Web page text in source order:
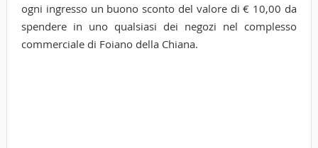
ogni ingresso un buono sconto del valore di € 10,00 da
spendere in uno qualsiasi dei negozi nel complesso
commerciale di Foiano della Chiana.